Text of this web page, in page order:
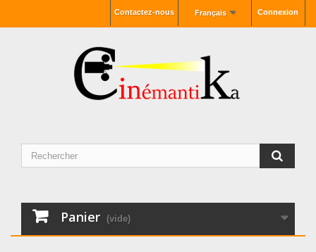
Connexion
Français
Contactez-nous
Panier (vide)